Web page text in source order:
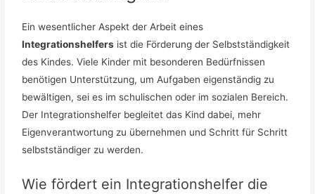
Ein wesentlicher Aspekt der Arbeit eines
Integrationshelfers ist die Förderung der Selbstständigkeit
des Kindes. Viele Kinder mit besonderen Bedürfnissen
benötigen Unterstützung, um Aufgaben eigenständig zu
bewältigen, sei es im schulischen oder im sozialen Bereich.
Der Integrationshelfer begleitet das Kind dabei, mehr
Eigenverantwortung zu übernehmen und Schritt für Schritt
selbstständiger zu werden.
Wie fördert ein Integrationshelfer die